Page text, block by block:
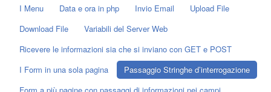
I Menu
Data e ora in php Invio Email
Upload File
Download File
Variabili del Server Web
Ricevere le informazioni sia che si inviano con GET e POST
I Form in una sola pagina
Passaggio Stringhe d’interrogazione